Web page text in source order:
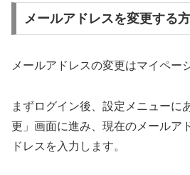
メールアドレスを変更する
メールアドレスの変更はマイペー
まずログイン後、設定メニューに
更」画面に進み、現在のメールア
ドレスを入力します。